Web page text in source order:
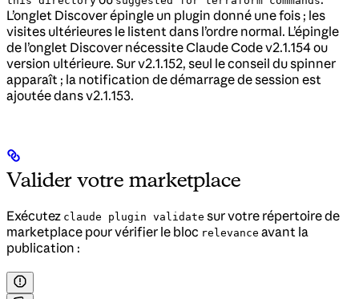
L’onglet Discover épingle un plugin donné une fois ; les
visites ultérieures le listent dans l’ordre normal. L’épingle
de l’onglet Discover nécessite Claude Code v2.1.154 ou
version ultérieure. Sur v2.1.152, seul le conseil du spinner
apparaît ; la notification de démarrage de session est
ajoutée dans v2.1.153.
Valider votre marketplace
Exécutez claude plugin validate sur votre répertoire de
marketplace pour vérifier le bloc relevance avant la
publication :